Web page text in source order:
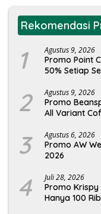
Rekomendasi
1 Agustus 9, 2026
Promo Point
50% Setiap
2 Agustus 9, 2026
Promo
All Variant
3 Agustus 6, 2026
Promo AW
2026
4 Juli 28, 2026
Promo Krispy
Hanya 100